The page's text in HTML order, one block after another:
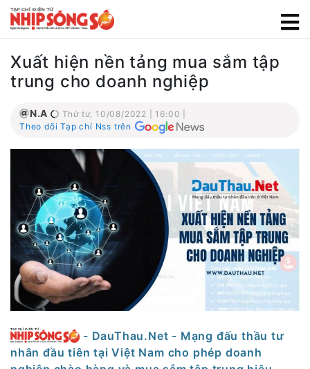
Xuất hiện nền tảng mua sắm tập
trung cho doanh nghiệp
N.A
Thứ tư, 10/08/2022 | 16:00 |
Theo dõi Tạp chí Nss trên
- DauThau.Net - Mạng đấu thầu tư
nhân đầu tiên tại Việt Nam cho phép doanh